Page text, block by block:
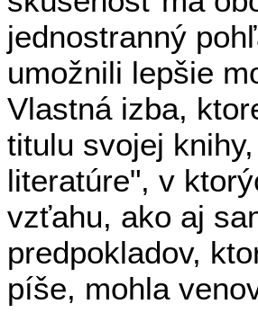
jednostranný
umožnili lepšie
Vlastná izba,
titulu svojej
literatúre", v
vzťahu, ako aj
predpokladov,
píše, mohla